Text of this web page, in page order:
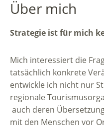
Über mich
Strategie ist für mich
Mich interessiert die
tatsächlich konkrete
entwickle ich nicht nur
regionale
auch deren
mit den Menschen vor